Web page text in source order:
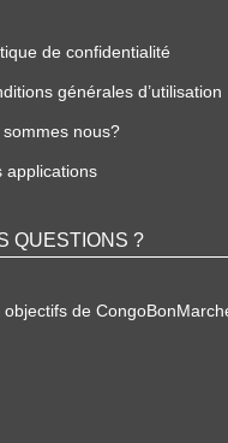
de confidentialité
générales d’utilisation
sommes nous?
applications
QUESTIONS ?
objectifs de